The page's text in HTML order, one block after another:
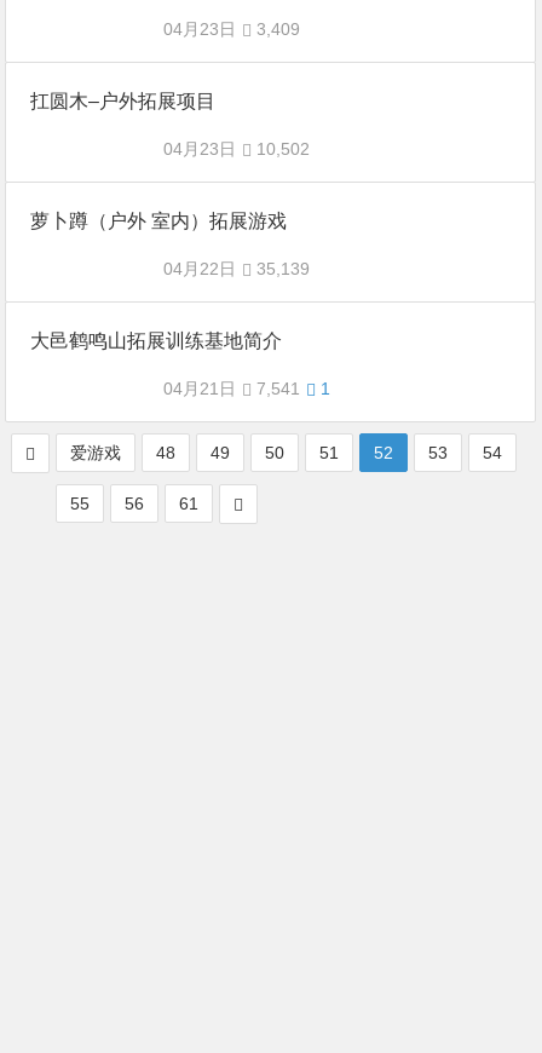
04月23日 3,409
扛圆木–户外拓展项目
04月23日 10,502
萝卜蹲（户外 室内）拓展游戏
04月22日 35,139
大邑鹤鸣山拓展训练基地简介
04月21日 7,541 1
爱游戏 48 49 50 51 52 53 54
55 56 61